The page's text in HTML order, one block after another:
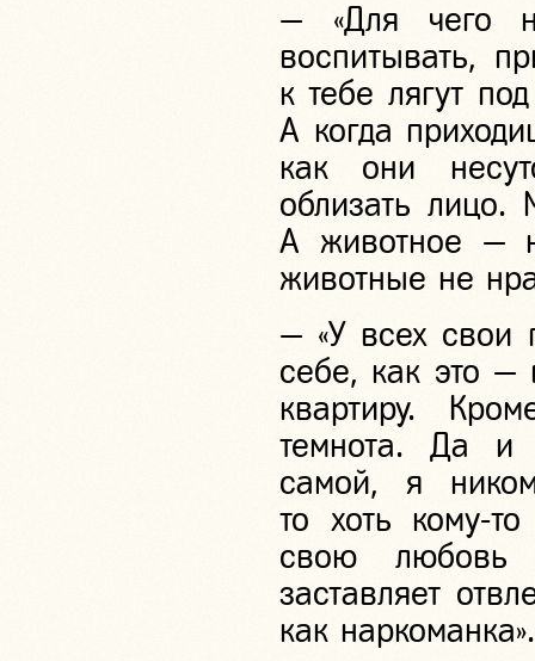
— «Для чего
воспитывать,
к тебе лягут
А когда
как они
облизать лицо.
А животное —
животные не
— «У всех свои
себе, как это —
квартиру.
темнота. Да и
самой, я
то хоть кому-то
свою любовь
заставляет
как наркоманка».